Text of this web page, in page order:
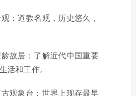
：道教名观，历史悠久，
故居：了解近代中国重要
活和工作。
观象台：世界上现存最早